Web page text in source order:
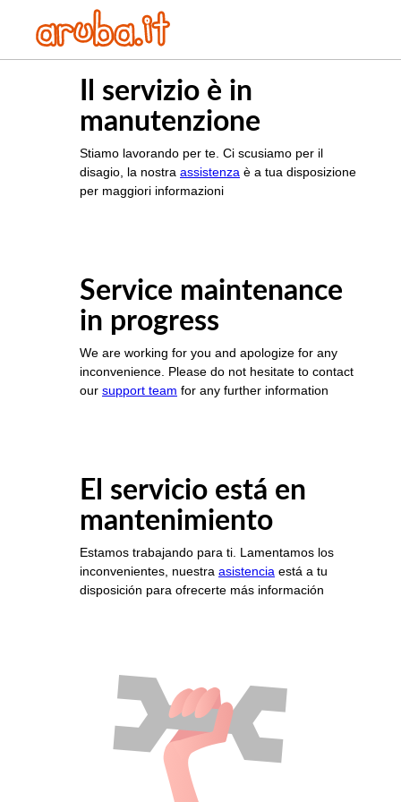
Il servizio è in
manutenzione
Stiamo lavorando per te. Ci scusiamo per il
disagio, la nostra assistenza è a tua disposizione
per maggiori informazioni
Service maintenance
in progress
We are working for you and apologize for any
inconvenience. Please do not hesitate to contact
our support team for any further information
El servicio está en
mantenimiento
Estamos trabajando para ti. Lamentamos los
inconvenientes, nuestra asistencia está a tu
disposición para ofrecerte más información